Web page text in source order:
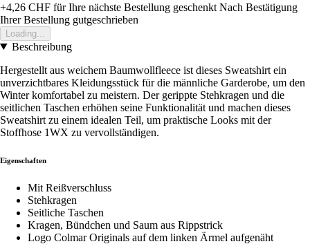
+4,26 CHF für Ihre nächste Bestellung geschenkt Nach Bestätigung
Ihrer Bestellung gutgeschrieben
Loading...
Beschreibung
Hergestellt aus weichem Baumwollfleece ist dieses Sweatshirt ein
unverzichtbares Kleidungsstück für die männliche Garderobe, um den
Winter komfortabel zu meistern. Der gerippte Stehkragen und die
seitlichen Taschen erhöhen seine Funktionalität und machen dieses
Sweatshirt zu einem idealen Teil, um praktische Looks mit der
Stoffhose 1WX zu vervollständigen.
Eigenschaften
Mit Reißverschluss
Stehkragen
Seitliche Taschen
Kragen, Bündchen und Saum aus Rippstrick
Logo Colmar Originals auf dem linken Ärmel aufgenäht